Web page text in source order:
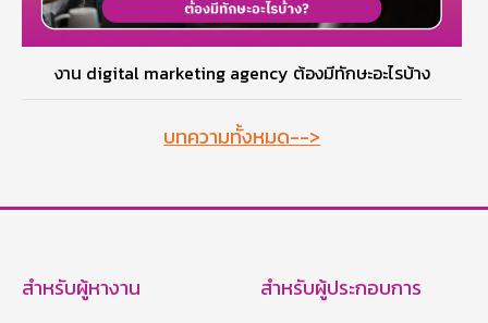
งาน digital marketing agency ต้องมีทักษะอะไรบ้าง
บทความทั้งหมด-->
สำหรับผู้หางาน สำหรับผู้ประกอบการ